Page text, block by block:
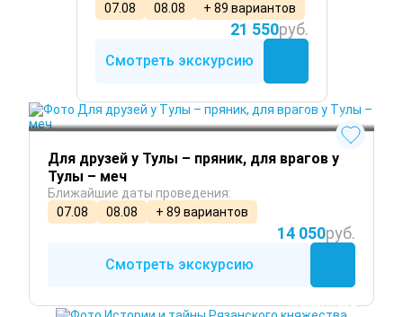
07.08
08.08 + 89 вариантов
21 550руб.
Смотреть экскурсию
Круглый год
Для друзей у Тулы – пряник, для врагов у
Тулы – меч
Ближайшие даты проведения:
07.08
08.08 + 89 вариантов
14 050руб.
Смотреть экскурсию
Круглый год